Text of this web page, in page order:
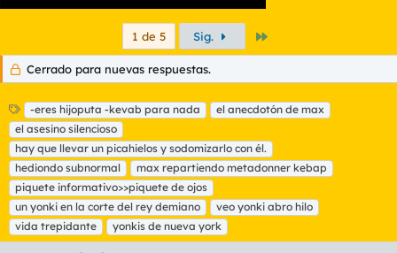
1 de 5 Sig.
Cerrado para nuevas respuestas.
E
t
i
q
u
e
t
a
s
-eres hijoputa -kevab para nada
el anecdotón de max
el asesino silencioso
hay que llevar un picahielos y sodomizarlo con él.
hediondo subnormal
max repartiendo metadonner kebap
piquete informativo>>piquete de ojos
un yonki en la corte del rey demiano
veo yonki abro hilo
vida trepidante
yonkis de nueva york